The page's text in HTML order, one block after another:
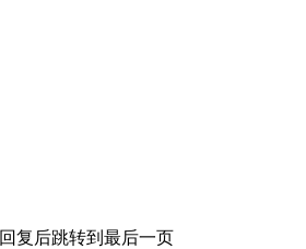
回复后跳转到最后一页